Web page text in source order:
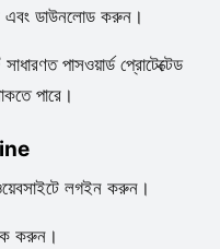
এবং ডাউনলোড করুন।
সাধারণত পাসওয়ার্ড প্রোটেক্টেড
পারে।
লগইন করুন।
করুন।